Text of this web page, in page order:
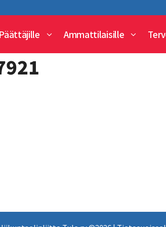
Päättäjille Ammattilaisille